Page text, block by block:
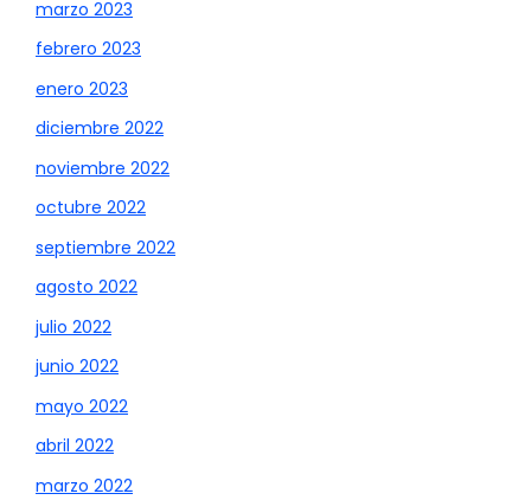
marzo 2023
febrero 2023
enero 2023
diciembre 2022
noviembre 2022
octubre 2022
septiembre 2022
agosto 2022
julio 2022
junio 2022
mayo 2022
abril 2022
marzo 2022